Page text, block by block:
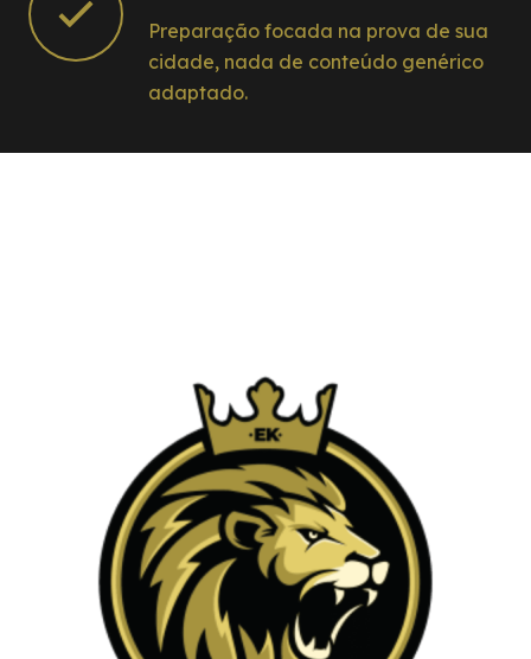
Preparação focada na prova de sua
cidade, nada de conteúdo genérico
adaptado.